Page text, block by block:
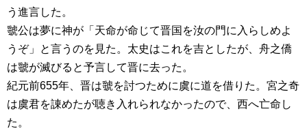
う進言した。
虢公は夢に神が「天命が命じて晋国を汝の門に入らしめよ
うぞ」と言うのを見た。太史はこれを吉としたが、舟之僑
は虢が滅びると予言して晋に去った。
紀元前655年、晋は虢を討つために虞に道を借りた。宮之奇
は虞君を諌めたが聴き入れられなかったので、西へ亡命し
た。